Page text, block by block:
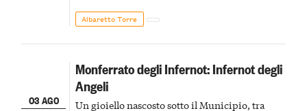
Albaretto Torre
03 AGO
Monferrato degli Infernot: Infernot degli
Angeli
Un gioiello nascosto sotto il Municipio, tra